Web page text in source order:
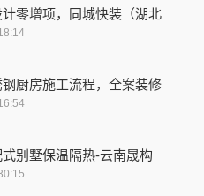
零增项，同城快装（湖北
厨房施工流程，全案装修
别墅保温隔热-云南晟构